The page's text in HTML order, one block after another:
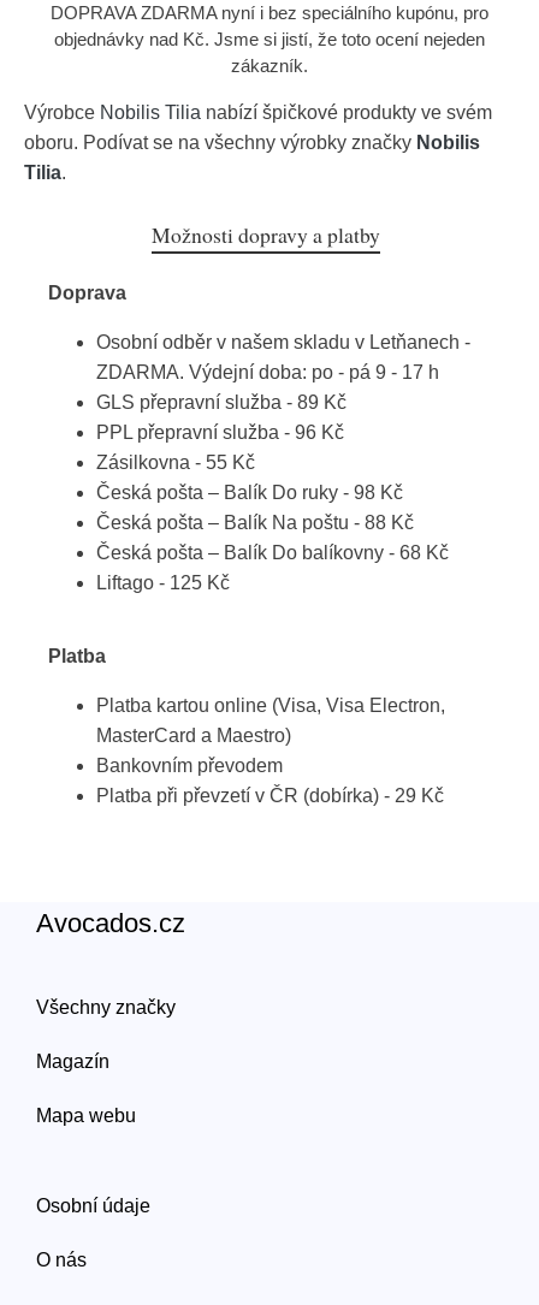
DOPRAVA ZDARMA nyní i bez speciálního kupónu, pro
objednávky nad Kč. Jsme si jistí, že toto ocení nejeden
zákazník.
Výrobce Nobilis Tilia nabízí špičkové produkty ve svém
oboru. Podívat se na všechny výrobky značky Nobilis
Tilia.
Možnosti dopravy a platby
Doprava
Osobní odběr v našem skladu v Letňanech -
ZDARMA. Výdejní doba: po - pá 9 - 17 h
GLS přepravní služba - 89 Kč
PPL přepravní služba - 96 Kč
Zásilkovna - 55 Kč
Česká pošta – Balík Do ruky - 98 Kč
Česká pošta – Balík Na poštu - 88 Kč
Česká pošta – Balík Do balíkovny - 68 Kč
Liftago - 125 Kč
Platba
Platba kartou online (Visa, Visa Electron,
MasterCard a Maestro)
Bankovním převodem
Platba při převzetí v ČR (dobírka) - 29 Kč
Avocados.cz
Všechny značky
Magazín
Mapa webu
Osobní údaje
O nás